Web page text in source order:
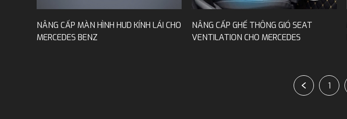
NÂNG CẤP MÀN HÌNH HUD KÍNH LÁI CHO
MERCEDES BENZ
NÂNG CẤP GHẾ THÔNG GIÓ SEAT
VENTILATION CHO MERCEDES
1